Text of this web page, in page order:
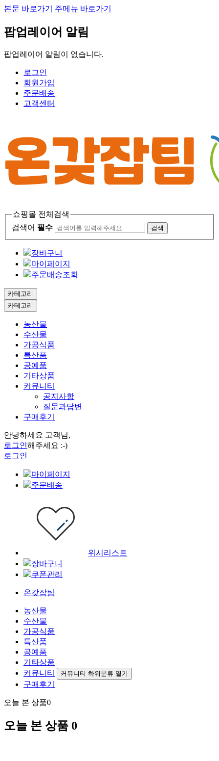
본문 바로가기 주메뉴 바로가기
팝업레이어 알림
팝업레이어 알림이 없습니다.
로그인
회원가입
주문배송
고객센터
쇼핑몰 전체검색
검색어 필수 검색
장바구니
마이페이지
주문배송조회
카테고리
카테고리
농산물
수산물
가공식품
특산품
공예품
기타상품
커뮤니티
공지사항
질문과답변
구매후기
안녕하세요 고객님,
로그인해주세요 :-)
로그인
마이페이지
주문배송
위시리스트
장바구니
쿠폰관리
온갖잡팀
농산물
수산물
가공식품
특산품
공예품
기타상품
커뮤니티
커뮤니티 하위분류 열기
구매후기
오늘 본 상품0
오늘 본 상품 0